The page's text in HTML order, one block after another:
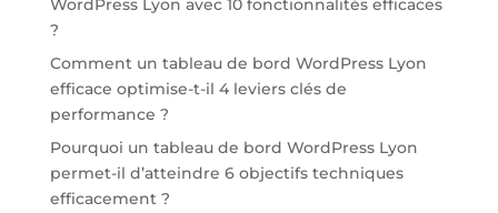
WordPress Lyon avec 10 fonctionnalités efficaces
?
Comment un tableau de bord WordPress Lyon
efficace optimise-t-il 4 leviers clés de
performance ?
Pourquoi un tableau de bord WordPress Lyon
permet-il d’atteindre 6 objectifs techniques
efficacement ?